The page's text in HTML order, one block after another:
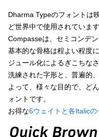
マイページ
お気に入り
ご利用ガイド
よくあるご質問
教科書体
草書体
江戸文字
太さ・ウェイト
Dharma Typeのフォントは
ど世界中で使用されています
Compasseは、セミコンデ
基本的な骨格は程よい程度
ジュール化によるぎこちな
洗練された字形と、普遍的
よって、様々な目的で、ど
ォントです。
お得な6ウェイトと各Italicの